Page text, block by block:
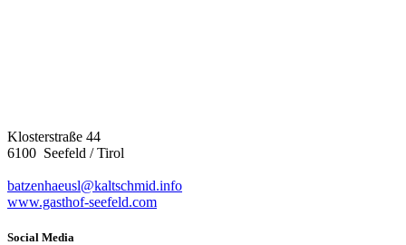
Klosterstraße 44
6100 Seefeld / Tirol
batzenhaeusl@kaltschmid.info
www.gasthof-seefeld.com
Social Media